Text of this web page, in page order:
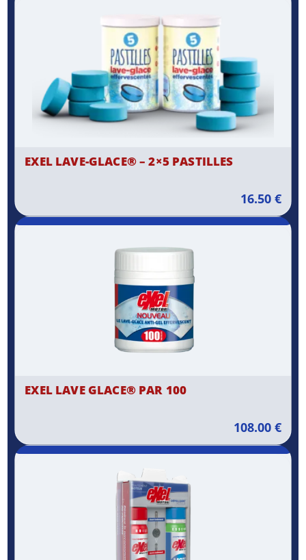
EXEL LAVE-GLACE® – 2×5 PASTILLES
16.50 €
EXEL LAVE GLACE® PAR 100
108.00 €